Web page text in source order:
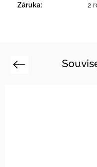
Záruka: 2
Previous